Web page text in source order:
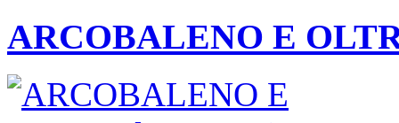
ARCOBALENO E